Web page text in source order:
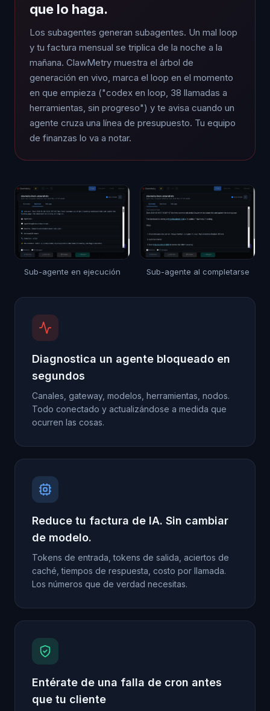
que lo haga.
Los subagentes generan subagentes. Un mal loop
y tu factura mensual se triplica de la noche a la
mañana. ClawMetry muestra el árbol de
generación en vivo, marca el loop en el momento
en que empieza ("codex en loop, 38 llamadas a
herramientas, sin progreso") y te avisa cuando un
agente cruza una línea de presupuesto. Tu equipo
de finanzas lo va a notar.
Sub-agente en ejecución Sub-agente al completarse
Diagnostica un agente bloqueado en
segundos
Canales, gateway, modelos, herramientas, nodos.
Todo conectado y actualizándose a medida que
ocurren las cosas.
Reduce tu factura de IA. Sin cambiar
de modelo.
Tokens de entrada, tokens de salida, aciertos de
caché, tiempos de respuesta, costo por llamada.
Los números que de verdad necesitas.
Entérate de una falla de cron antes
que tu cliente